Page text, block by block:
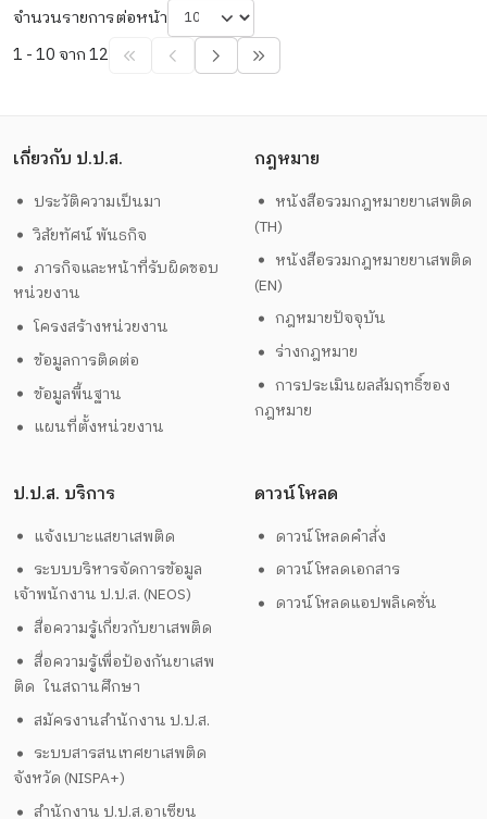
จำนวนรายการต่อหน้า
1 - 10 จาก 12
เกี่ยวกับ ป.ป.ส.
ประวัติความเป็นมา
วิสัยทัศน์ พันธกิจ
ภารกิจและหน้าที่รับผิดชอบ
หน่วยงาน
โครงสร้างหน่วยงาน
ข้อมูลการติดต่อ
ข้อมูลพื้นฐาน
แผนที่ตั้งหน่วยงาน
กฎหมาย
หนังสือรวมกฎหมายยาเสพติด
(TH)
หนังสือรวมกฎหมายยาเสพติด
(EN)
กฎหมายปัจจุบัน
ร่างกฎหมาย
การประเมินผลสัมฤทธิ์ของ
กฎหมาย
ป.ป.ส. บริการ
แจ้งเบาะแสยาเสพติด
ระบบบริหารจัดการข้อมูล
เจ้าพนักงาน ป.ป.ส. (NEOS)
สื่อความรู้เกี่ยวกับยาเสพติด
สื่อความรู้เพื่อป้องกันยาเสพ
ติด ในสถานศึกษา
สมัครงานสำนักงาน ป.ป.ส.
ระบบสารสนเทศยาเสพติด
จังหวัด (NISPA+)
สำนักงาน ป.ป.ส.อาเซียน
ดาวน์โหลด
ดาวน์โหลดคำสั่ง
ดาวน์โหลดเอกสาร
ดาวน์โหลดแอปพลิเคชั่น